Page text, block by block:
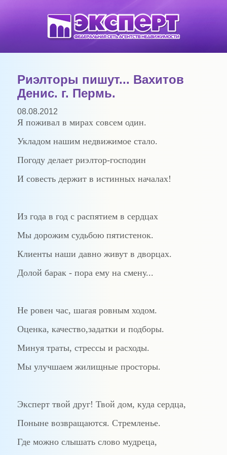
Риэлторы пишут... Вахитов
Денис. г. Пермь.
08.08.2012
Я поживал в мирах совсем один.
Укладом нашим недвижимое стало.
Погоду делает риэлтор-господин
И совесть держит в истинных началах!
Из года в год с распятием в сердцах
Мы дорожим судьбою пятистенок.
Клиенты наши давно живут в дворцах.
Долой барак - пора ему на смену...
Не ровен час, шагая ровным ходом.
Оценка, качество,задатки и подборы.
Минуя траты, стрессы и расходы.
Мы улучшаем жилищные просторы.
Эксперт твой друг! Твой дом, куда сердца,
Поныне возвращаются. Стремленье.
Где можно слышать слово мудреца,